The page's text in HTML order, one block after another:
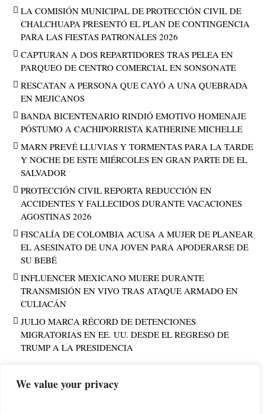
We value your privacy
LA COMISIÓN MUNICIPAL DE PROTECCIÓN CIVIL DE
CHALCHUAPA PRESENTÓ EL PLAN DE CONTINGENCIA
PARA LAS FIESTAS PATRONALES 2026
CAPTURAN A DOS REPARTIDORES TRAS PELEA EN
PARQUEO DE CENTRO COMERCIAL EN SONSONATE
RESCATAN A PERSONA QUE CAYÓ A UNA QUEBRADA
EN MEJICANOS
BANDA BICENTENARIO RINDIÓ EMOTIVO HOMENAJE
PÓSTUMO A CACHIPORRISTA KATHERINE MICHELLE
MARN PREVÉ LLUVIAS Y TORMENTAS PARA LA TARDE
Y NOCHE DE ESTE MIÉRCOLES EN GRAN PARTE DE EL
SALVADOR
PROTECCIÓN CIVIL REPORTA REDUCCIÓN EN
ACCIDENTES Y FALLECIDOS DURANTE VACACIONES
AGOSTINAS 2026
FISCALÍA DE COLOMBIA ACUSA A MUJER DE PLANEAR
EL ASESINATO DE UNA JOVEN PARA APODERARSE DE
SU BEBÉ
INFLUENCER MEXICANO MUERE DURANTE
TRANSMISIÓN EN VIVO TRAS ATAQUE ARMADO EN
CULIACÁN
JULIO MARCA RÉCORD DE DETENCIONES
MIGRATORIAS EN EE. UU. DESDE EL REGRESO DE
TRUMP A LA PRESIDENCIA
PUBLICIDAD